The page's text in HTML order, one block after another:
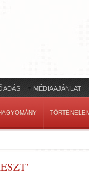
MÉDIAAJÁNLAT